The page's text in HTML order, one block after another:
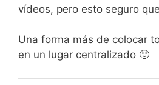
vídeos, pero esto seguro
Una forma más de colocar
en un lugar centralizado 🙂